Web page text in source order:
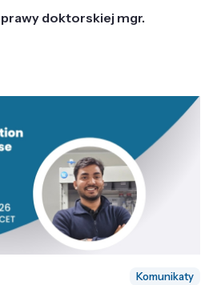
doktorskiej mgr.
Komunikaty